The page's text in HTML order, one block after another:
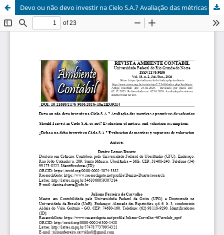
Devo ou não devo investir na Cielo S.A.? Avaliação das métricas e premissas de valuation